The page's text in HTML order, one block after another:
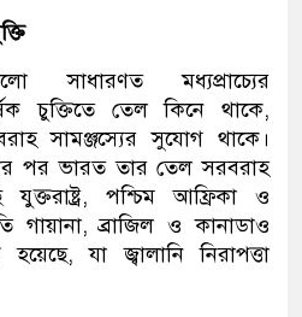
সাধারণত মধ্যপ্রাচ্যের
চুক্তিতে তেল কিনে থাকে,
সামঞ্জস্যের সুযোগ থাকে।
পর ভারত তার তেল সরবরাহ
যুক্তরাষ্ট্র, পশ্চিম আফ্রিকা ও
গায়ানা, ব্রাজিল ও কানাডাও
যা জ্বালানি নিরাপত্তা